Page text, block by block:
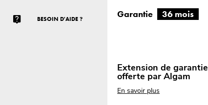
BESOIN D'AIDE ? Garantie 36 mois
Extension de garantie
offerte par Algam
En savoir plus